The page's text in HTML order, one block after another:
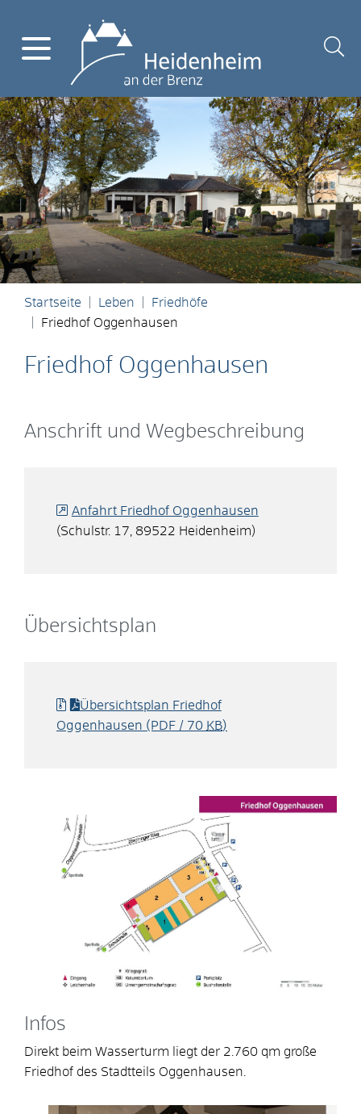
Startseite Leben
Friedhöfe
Friedhof Oggenhausen
Friedhof Oggenhausen
Anschrift und Wegbeschreibung
Anfahrt Friedhof Oggenhausen
(Schulstr. 17, 89522 Heidenheim)
Übersichtsplan
Übersichtsplan Friedhof
Oggenhausen (PDF / 70 KB)
Infos
Direkt beim Wasserturm liegt der 2.760 qm große
Friedhof des Stadtteils Oggenhausen.